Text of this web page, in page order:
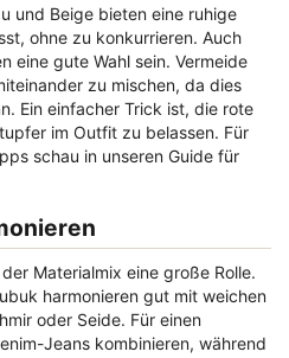
und Beige bieten eine ruhige
ohne zu konkurrieren. Auch
eine gute Wahl sein. Vermeide
zu mischen, da dies
Ein einfacher Trick ist, die rote
im Outfit zu belassen. Für
schau in unseren Guide für
Materialmix eine große Rolle.
harmonieren gut mit weichen
oder Seide. Für einen
Jeans kombinieren, während